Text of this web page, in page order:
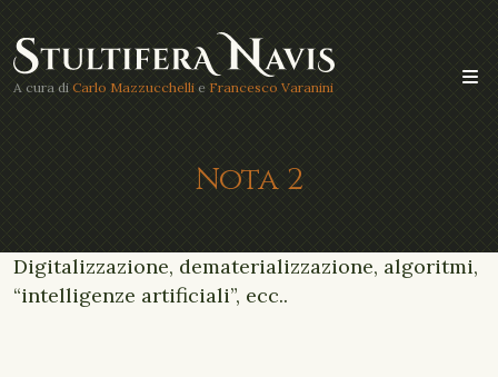
A cura di Carlo Mazzucchelli e Francesco Varanini
Nota 2
Digitalizzazione, dematerializzazione, algoritmi,
“intelligenze artificiali”, ecc..